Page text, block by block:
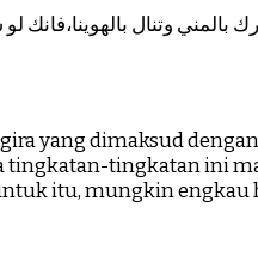
بالمني وتنال
yang dimaksud
tingkatan-tingkatan ini
itu, mungkin engkau